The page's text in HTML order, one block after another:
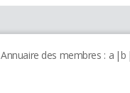
Annuaire des membres : a b